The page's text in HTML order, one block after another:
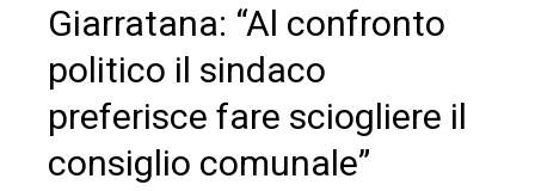
Giarratana: “Al confronto
politico il sindaco
preferisce fare sciogliere il
consiglio comunale”